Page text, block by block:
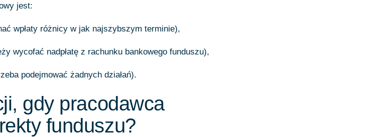
jest:
wpłaty różnicy w jak najszybszym terminie),
wycofać nadpłatę z rachunku bankowego funduszu),
podejmować żadnych działań).
gdy pracodawca
funduszu?